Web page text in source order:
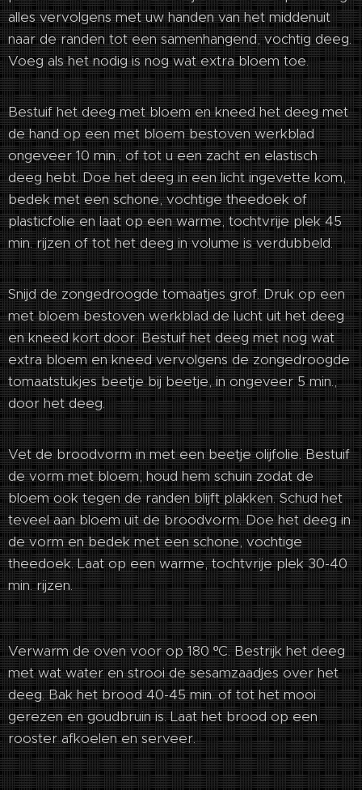
alles vervolgens met uw handen van het middenuit
naar de randen tot een samenhangend, vochtig deeg.
Voeg als het nodig is nog wat extra bloem toe.
Bestuif het deeg met bloem en kneed het deeg met
de hand op een met bloem bestoven werkblad
ongeveer 10 min., of tot u een zacht en elastisch
deeg hebt. Doe het deeg in een licht ingevette kom,
bedek met een schone, vochtige theedoek of
plasticfolie en laat op een warme, tochtvrije plek 45
min. rijzen of tot het deeg in volume is verdubbeld.
Snijd de zongedroogde tomaatjes grof. Druk op een
met bloem bestoven werkblad de lucht uit het deeg
en kneed kort door. Bestuif het deeg met nog wat
extra bloem en kneed vervolgens de zongedroogde
tomaatstukjes beetje bij beetje, in ongeveer 5 min.,
door het deeg.
Vet de broodvorm in met een beetje olijfolie. Bestuif
de vorm met bloem; houd hem schuin zodat de
bloem ook tegen de randen blijft plakken. Schud het
teveel aan bloem uit de broodvorm. Doe het deeg in
de vorm en bedek met een schone, vochtige
theedoek. Laat op een warme, tochtvrije plek 30-40
min. rijzen.
Verwarm de oven voor op 180 ºC. Bestrijk het deeg
met wat water en strooi de sesamzaadjes over het
deeg. Bak het brood 40-45 min. of tot het mooi
gerezen en goudbruin is. Laat het brood op een
rooster afkoelen en serveer.